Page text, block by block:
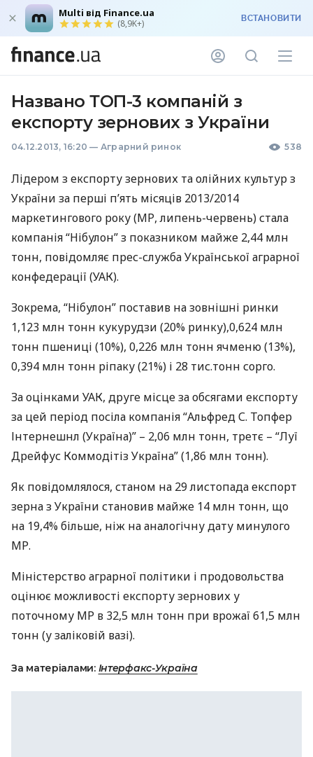
Multi від Finance.ua
(8,9K+) ВСТАНОВИТИ
Названо ТОП-3 компаній з
експорту зернових з України
04.12.2013, 16:20 — Аграрний ринок 538
Лідером з експорту зернових та олійних культур з
України за перші п’ять місяців 2013/2014
маркетингового року (МР, липень-червень) стала
компанія “Нібулон” з показником майже 2,44 млн
тонн, повідомляє прес-служба Української аграрної
конфедерації (УАК).
Зокрема, “Нібулон” поставив на зовнішні ринки
1,123 млн тонн кукурудзи (20% ринку),0,624 млн
тонн пшениці (10%), 0,226 млн тонн ячменю (13%),
0,394 млн тонн ріпаку (21%) і 28 тис.тонн сорго.
За оцінками УАК, друге місце за обсягами експорту
за цей період посіла компанія “Альфред С. Топфер
Інтернешнл (Україна)” – 2,06 млн тонн, третє – “Луї
Дрейфус Коммодітіз Україна” (1,86 млн тонн).
Як повідомлялося, станом на 29 листопада експорт
зерна з України становив майже 14 млн тонн, що
на 19,4% більше, ніж на аналогічну дату минулого
МР.
Міністерство аграрної політики і продовольства
оцінює можливості експорту зернових у
поточному МР в 32,5 млн тонн при врожаї 61,5 млн
тонн (у заліковій вазі).
За матеріалами: Інтерфакс-Україна